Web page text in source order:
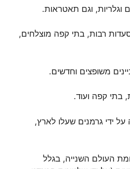
וגלריות, וגם תאטראות.
רבות, בתי קפה מוצלחים,
משופצים וחדשים.
בתי קפה ועוד.
ידי גרמנים שעלו לארץ,
העולם השנייה, בגלל